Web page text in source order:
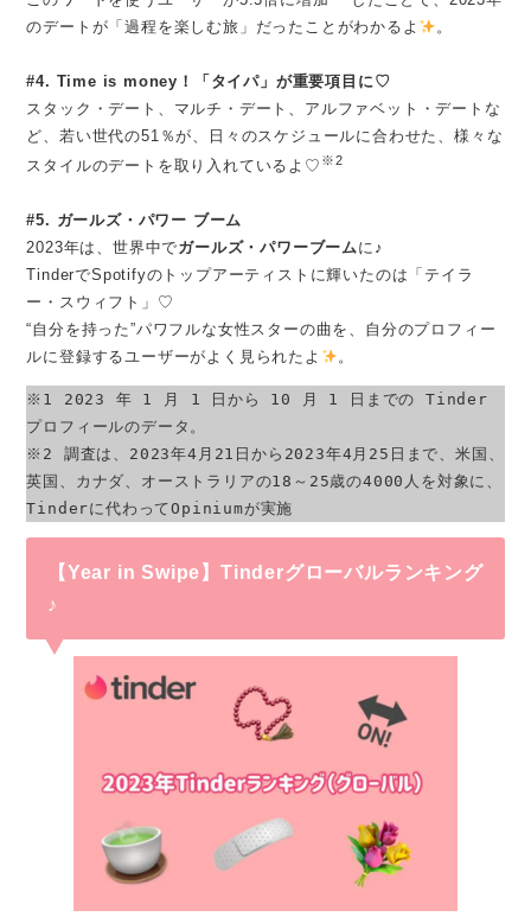
のデートが「過程を楽しむ旅」だったことがわかるよ
。
#4. Time is money！「タイパ」が重要項目に♡
スタック・デート、マルチ・デート、アルファベット・デートな
ど、若い世代の51％が、日々のスケジュールに合わせた、様々な
スタイルのデートを取り入れているよ♡ ※2
#5. ガールズ・パワー ブーム
2023年は、世界中でガールズ・パワーブームに♪
TinderでSpotifyのトップアーティストに輝いたのは「テイラ
ー・スウィフト」♡
“自分を持った”パワフルな女性スターの曲を、自分のプロフィー
ルに登録するユーザーがよく見られたよ
。
※1 2023 年 1 月 1 日から 10 月 1 日までの Tinder
プロフィールのデータ。
※2 調査は、2023年4月21日から2023年4月25日まで、米国、
英国、カナダ、オーストラリアの18～25歳の4000人を対象に、
Tinderに代わってOpiniumが実施
【Year in Swipe】Tinderグローバルランキング
♪